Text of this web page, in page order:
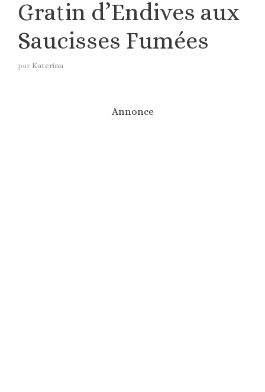
Gratin d’Endives aux
Saucisses Fumées
par Katerina
Annonce